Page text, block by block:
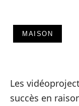
MAISON
Les
succès en